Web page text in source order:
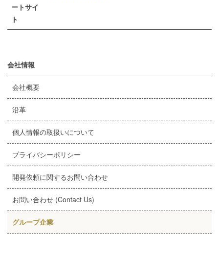
ートサイ
ト
会社情報
会社概要
沿革
個人情報の取扱いについて
プライバシーポリシー
開発依頼に関するお問い合わせ
お問い合わせ (Contact Us)
グループ企業